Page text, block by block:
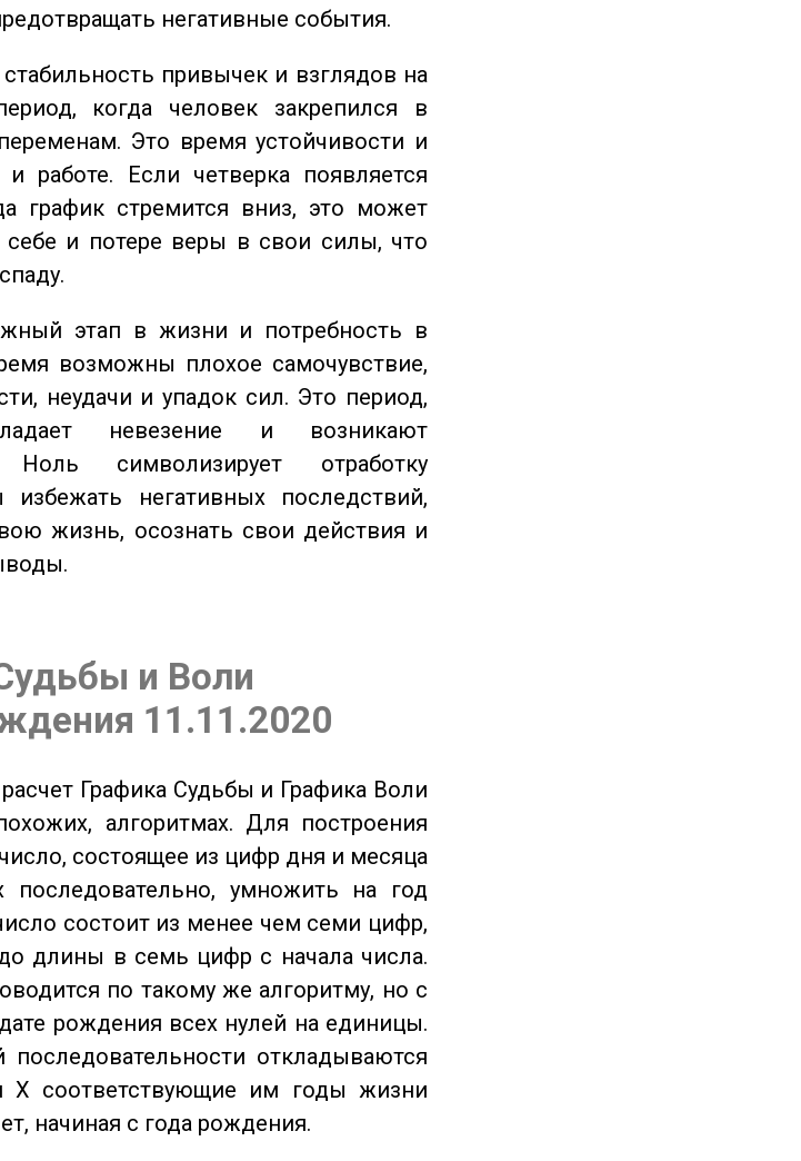
негативные события.
привычек и взглядов на
когда человек закрепился в
Это время устойчивости и
работе. Если четверка появляется
график стремится вниз, это может
себе и потере веры в свои силы, что
этап в жизни и потребность в
возможны плохое самочувствие,
неудачи и упадок сил. Это период,
невезение и возникают
символизирует отработку
негативных последствий,
жизнь, осознать свои действия и
и Воли
11.11.2020
Графика Судьбы и Графика Воли
алгоритмах. Для построения
состоящее из цифр дня и месяца
последовательно, умножить на год
состоит из менее чем семи цифр,
длины в семь цифр с начала числа.
по такому же алгоритму, но с
рождения всех нулей на единицы.
откладываются
соответствующие им годы жизни
начиная с года рождения.